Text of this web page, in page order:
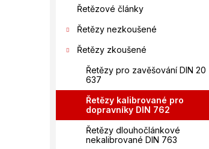
Řetězové články
Řetězy nezkoušené
Řetězy zkoušené
Řetězy pro zavěšování DIN 20
637
Řetězy kalibrované pro
dopravníky DIN 762
Řetězy dlouhočlánkové
nekalibrované DIN 763